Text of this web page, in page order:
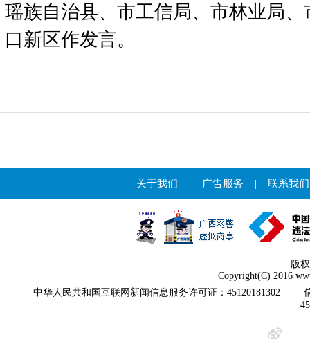
瑶族自治县、市工信局、市林业局
口新区作发言。
关于我们 | 广告服务 | 联系我们
版
Copyright(C) 2016
中华人民共和国互联网新闻信息服务许可证：45120181302